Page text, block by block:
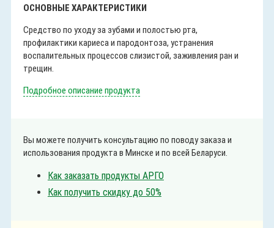
ОСНОВНЫЕ ХАРАКТЕРИСТИКИ
Средство по уходу за зубами и полостью рта,
профилактики кариеса и пародонтоза, устранения
воспалительных процессов слизистой, заживления ран и
трещин.
Подробное описание продукта
Вы можете получить консультацию по поводу заказа и
использования продукта в Минске и по всей Беларуси.
Как заказать продукты АРГО
Как получить скидку до 50%